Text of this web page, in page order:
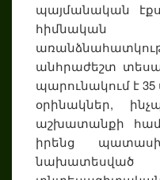
պայմանական
հիմնական
անհրաժեշտ
պարունակում է
օրինակներ,
աշխատանքի
իրենց
նախատեսված